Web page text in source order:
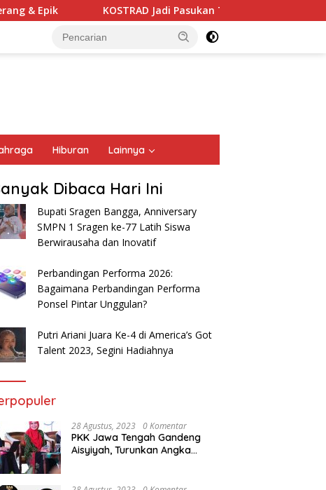
KOSTRAD Jadi Pasukan Terbaik Defile Militer
Hiburan Lainnya
Dibaca Hari Ini
Bupati Sragen Bangga, Anniversary
SMPN 1 Sragen ke-77 Latih Siswa
Berwirausaha dan Inovatif
Perbandingan Performa 2026:
Bagaimana Perbandingan Performa
Ponsel Pintar Unggulan?
Putri Ariani Juara Ke-4 di America’s Got
Talent 2023, Segini Hadiahnya
28 Agustus, 2023 0 Komentar
PKK Jawa Tengah Gandeng
Aisyiyah, Turunkan Angka